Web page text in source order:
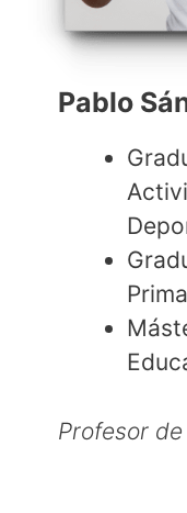
Pablo
Profesor